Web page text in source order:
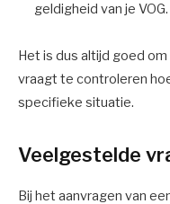
geldigheid van je VOG.
Het is dus altijd goed
vraagt te controleren
specifieke situatie.
Veelgestelde
Bij het aanvragen van